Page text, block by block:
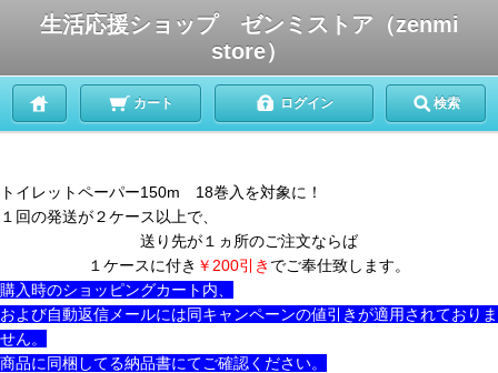
生活応援ショップ ゼンミストア（zenmi
store）
カート ログイン 検索
トイレットペーパー150m 18巻入を対象に！
１回の発送が２ケース以上で、
送り先が１ヵ所のご注文ならば
１ケースに付き ￥200引き でご奉仕致します。
購入時のショッピングカート内、
および自動返信メールには同キャンペーンの値引きが適用されておりま
せん。
商品に同梱してる納品書にてご確認ください。